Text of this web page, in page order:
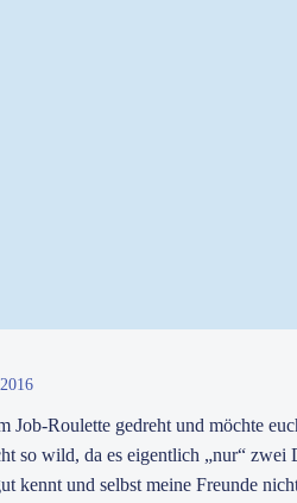
Job-Roulette gedreht und möchte
so wild, da es eigentlich „nur“
kennt und selbst meine Freunde